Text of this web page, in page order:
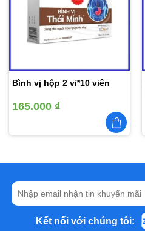
thích
Bình vị hộp 2 vỉ*10 viên
165.000 ₫
Kết nối với chúng tôi: